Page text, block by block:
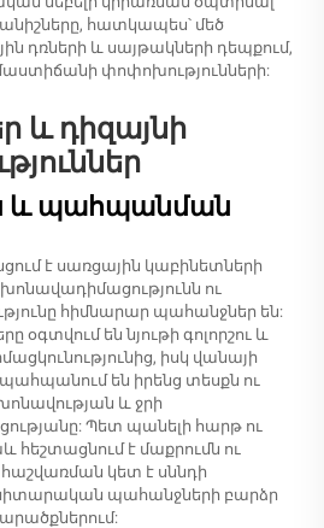
հատկապես՝ մեծ
դռների և սայթակների դեպքում,
փոփոխությունների:
և դիզայնի
և պահպանման
է սառցային կաբինետների
ու
հիմնարար պահանջներ են:
օգտվում են նյութի գոլորշու և
իսկ վանայի
են իրենց տեսքն ու
և ջրի
Պետ պանելի հարթ ու
հեշտացնում է մաքրումն ու
կետ է սննդի
պահանջների բարձր